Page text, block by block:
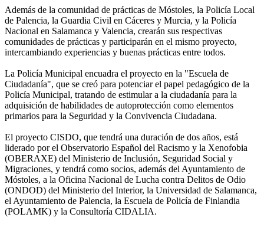
Además de la comunidad de prácticas de Móstoles, la Policía Local
de Palencia, la Guardia Civil en Cáceres y Murcia, y la Policía
Nacional en Salamanca y Valencia, crearán sus respectivas
comunidades de prácticas y participarán en el mismo proyecto,
intercambiando experiencias y buenas prácticas entre todos.
La Policía Municipal encuadra el proyecto en la "Escuela de
Ciudadanía", que se creó para potenciar el papel pedagógico de la
Policía Municipal, tratando de estimular a la ciudadanía para la
adquisición de habilidades de autoprotección como elementos
primarios para la Seguridad y la Convivencia Ciudadana.
El proyecto CISDO, que tendrá una duración de dos años, está
liderado por el Observatorio Español del Racismo y la Xenofobia
(OBERAXE) del Ministerio de Inclusión, Seguridad Social y
Migraciones, y tendrá como socios, además del Ayuntamiento de
Móstoles, a la Oficina Nacional de Lucha contra Delitos de Odio
(ONDOD) del Ministerio del Interior, la Universidad de Salamanca,
el Ayuntamiento de Palencia, la Escuela de Policía de Finlandia
(POLAMK) y la Consultoría CIDALIA.